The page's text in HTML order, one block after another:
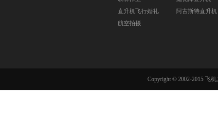
直升机飞行婚礼
航空拍摄
阿古斯特直升机
Copyright © 2002-2015 飞